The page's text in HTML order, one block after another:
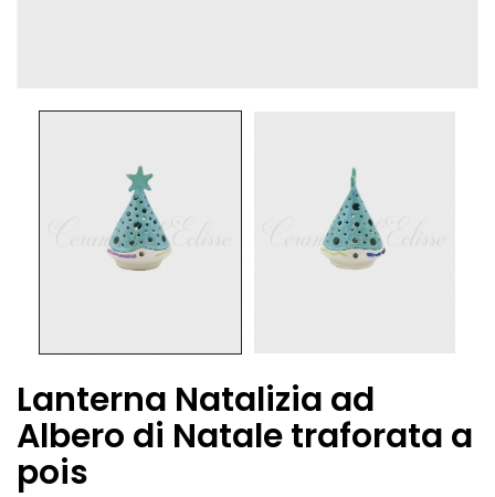
Lanterna Natalizia ad
Albero di Natale traforata a
pois